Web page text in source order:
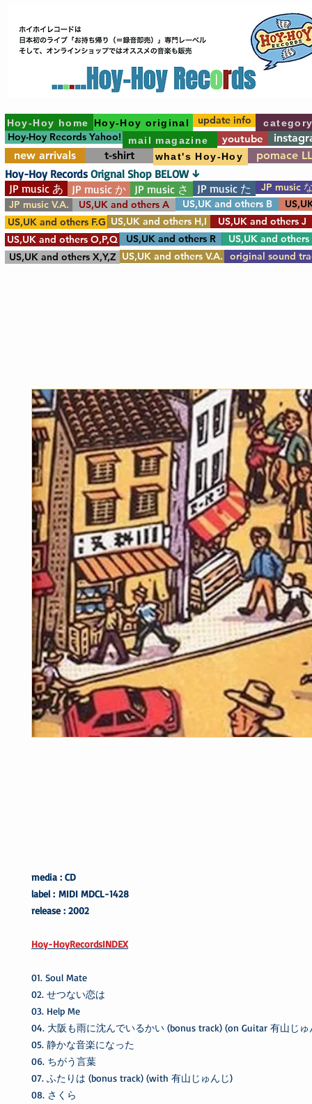
Hoy-Hoy home Hoy-Hoy original
Hoy-Hoy Records Yahoo! mail magazine youtube
new arrivals
t-shirt what's Hoy-Hoy pomace
update info
JP music あ JP music か JP music さ JP music た
JP music
JP music V.A.
US,UK and others A US,UK and others B
US,UK and others F.G US,UK and others H,I
US,UK and others J
US,UK and others O,P,Q
US,UK and others
US,UK and others R
US,UK and others X,Y,Z US,UK and others V.A. original sound
Hoy-Hoy Records Orignal Shop BELOW ↓
media : CD
label : MIDI MDCL-1428
release : 2002
Hoy-HoyRecordsINDEX
01. Soul Mate
02. せつない恋は
03. Help Me
04. 大阪も雨に沈んでいるかい (bonus track) (on Guitar 有山じゅ
05. 静かな音楽になった
06. ちがう言葉
07. ふたりは (bonus track) (with 有山じゅんじ)
08. さくら